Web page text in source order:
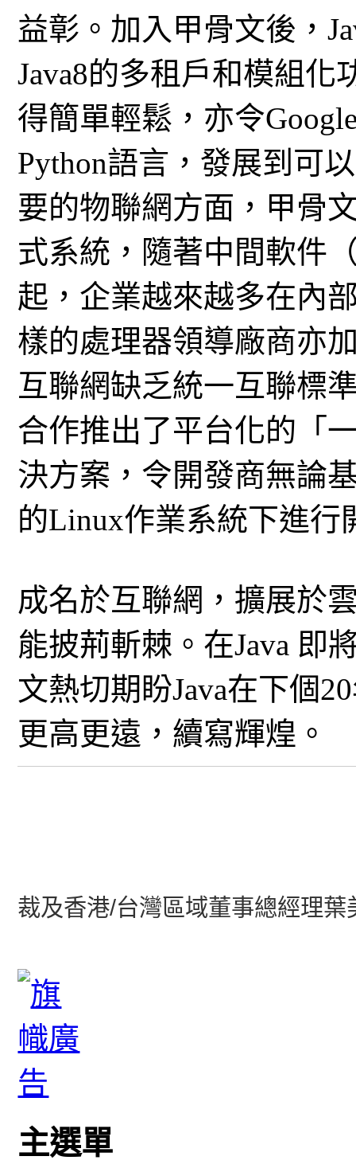
益彰。加入甲骨文後，
Java8的多租戶和模組
得簡單輕鬆，亦令
Python語言，發展到可
要的物聯網方面，甲骨
式系統，隨著中間軟件
起，企業越來越多在內
樣的處理器領導廠商亦
互聯網缺乏統一互聯標
合作推出了平台化的「
決方案，令開發商無論
的Linux作業系統下進行
成名於互聯網，擴展於
能披荊斬棘。在Java 即
文熱切期盼Java在下個
更高更遠，續寫輝煌。
裁及香港/台灣區域董事總經理葉
主選單